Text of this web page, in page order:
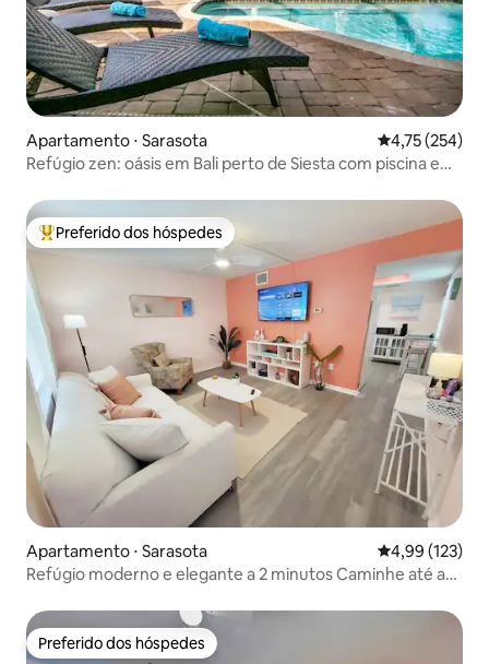
Apartamento ⋅ Sarasota 4,75 de uma
4,75 (254)
Refúgio zen: oásis em Bali perto de Siesta com piscina e
Entre os melhores preferidos dos hóspedes
Preferido dos hóspedes
Apartamento ⋅ Sarasota 4,99 de uma
4,99 (123)
Refúgio moderno e elegante a 2 minutos Caminhe até a
Preferido dos hóspedes
Preferido dos hóspedes